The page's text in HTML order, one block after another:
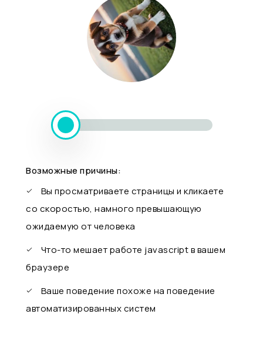
Возможные причины:
Вы просматриваете страницы и кликаете
со скоростью, намного превышающую
ожидаемую от человека
Что-то мешает работе javascript в вашем
браузере
Ваше поведение похоже на поведение
автоматизированных систем